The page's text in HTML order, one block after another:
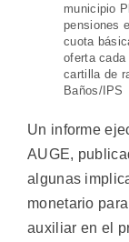
municipio
pensiones
cuota
oferta
cartilla de
Baños/IPS
Un informe
AUGE,
algunas
monetario
auxiliar en el